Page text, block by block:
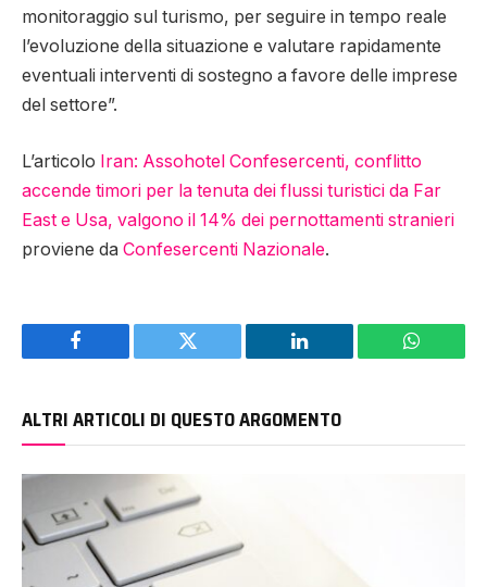
monitoraggio sul turismo, per seguire in tempo reale
l’evoluzione della situazione e valutare rapidamente
eventuali interventi di sostegno a favore delle imprese
del settore”.
L’articolo Iran: Assohotel Confesercenti, conflitto
accende timori per la tenuta dei flussi turistici da Far
East e Usa, valgono il 14% dei pernottamenti stranieri
proviene da Confesercenti Nazionale.
Facebook Twitter LinkedIn
ALTRI ARTICOLI DI QUESTO ARGOMENTO